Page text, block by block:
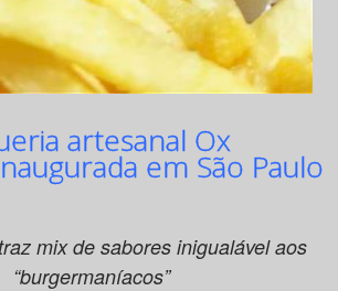
artesanal Ox
em São Paulo
mix de sabores inigualável aos
“burgermaníacos”